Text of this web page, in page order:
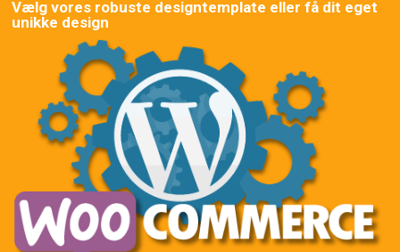
Vælg vores robuste designtemplate eller få dit eget
unikke design